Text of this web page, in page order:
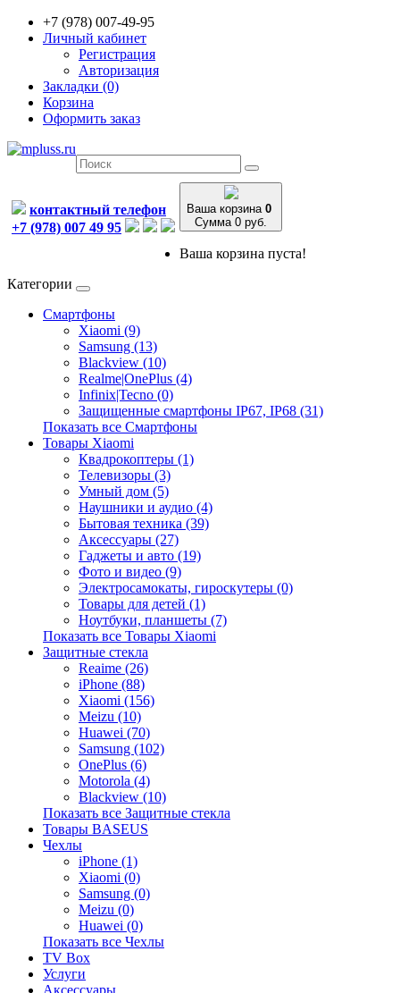
+7 (978) 007-49-95
Личный кабинет
Регистрация
Авторизация
Закладки (0)
Корзина
Оформить заказ
контактный телефон
+7 (978) 007 49 95
Ваша корзина 0
Сумма 0 руб.
Ваша корзина пуста!
Категории
Смартфоны
Xiaomi (9)
Samsung (13)
Blackview (10)
Realme|OnePlus (4)
Infinix|Tecno (0)
Защищенные смартфоны IP67, IP68 (31)
Показать все Смартфоны
Товары Xiaomi
Квадрокоптеры (1)
Телевизоры (3)
Умный дом (5)
Наушники и аудио (4)
Бытовая техника (39)
Аксессуары (27)
Гаджеты и авто (19)
Фото и видео (9)
Электросамокаты, гироскутеры (0)
Товары для детей (1)
Ноутбуки, планшеты (7)
Показать все Товары Xiaomi
Защитные стекла
Reaime (26)
iPhone (88)
Xiaomi (156)
Meizu (10)
Huawei (70)
Samsung (102)
OnePlus (6)
Motorola (4)
Blackview (10)
Показать все Защитные стекла
Товары BASEUS
Чехлы
iPhone (1)
Xiaomi (0)
Samsung (0)
Meizu (0)
Huawei (0)
Показать все Чехлы
TV Box
Услуги
Аксессуары